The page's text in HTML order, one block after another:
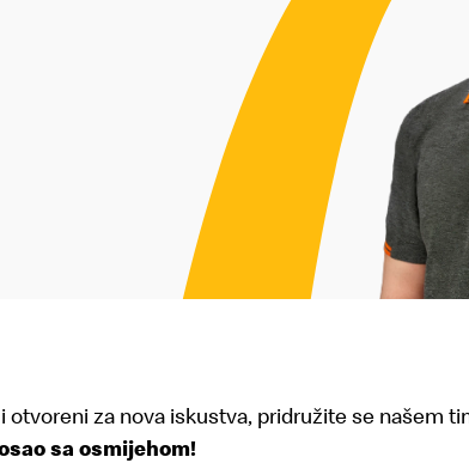
za nova iskustva, pridružite se našem
sa osmijehom!